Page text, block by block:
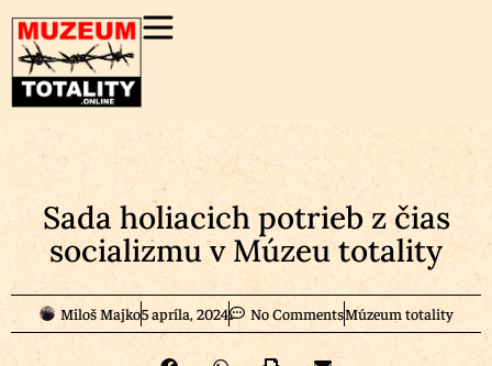
Sada holiacich potrieb z čias
socializmu v Múzeu totality
Miloš Majko5 apríla, 2024 No CommentsMúzeum totality